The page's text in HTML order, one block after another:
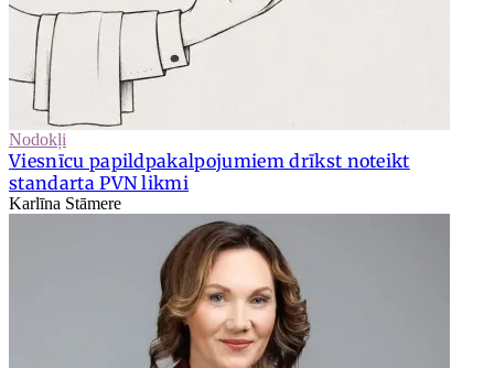
Nodokļi
Viesnīcu papildpakalpojumiem drīkst noteikt
standarta PVN likmi
Karlīna Stāmere